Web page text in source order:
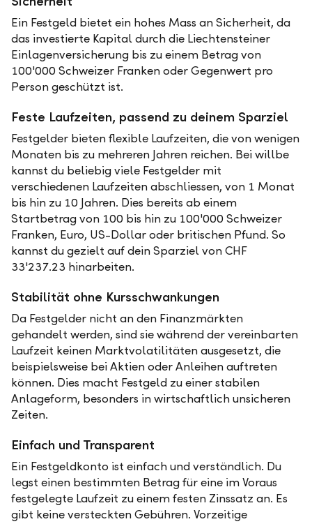
Ein Festgeld bietet ein hohes Mass an Sicherheit, da
das investierte Kapital durch die Liechtensteiner
Einlagenversicherung bis zu einem Betrag von
100'000 Schweizer Franken oder Gegenwert pro
Person geschützt ist.
Feste Laufzeiten, passend zu deinem Sparziel
Festgelder bieten flexible Laufzeiten, die von wenigen
Monaten bis zu mehreren Jahren reichen. Bei willbe
kannst du beliebig viele Festgelder mit
verschiedenen Laufzeiten abschliessen, von 1 Monat
bis hin zu 10 Jahren. Dies bereits ab einem
Startbetrag von 100 bis hin zu 100'000 Schweizer
Franken, Euro, US-Dollar oder britischen Pfund. So
kannst du gezielt auf dein Sparziel von CHF
33'237.23 hinarbeiten.
Stabilität ohne Kursschwankungen
Da Festgelder nicht an den Finanzmärkten
gehandelt werden, sind sie während der vereinbarten
Laufzeit keinen Marktvolatilitäten ausgesetzt, die
beispielsweise bei Aktien oder Anleihen auftreten
können. Dies macht Festgeld zu einer stabilen
Anlageform, besonders in wirtschaftlich unsicheren
Zeiten.
Einfach und Transparent
Ein Festgeldkonto ist einfach und verständlich. Du
legst einen bestimmten Betrag für eine im Voraus
festgelegte Laufzeit zu einem festen Zinssatz an. Es
gibt keine versteckten Gebühren. Vorzeitige